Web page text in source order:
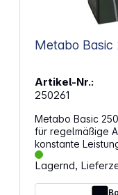
Metabo
Artikel-Nr.:
250261
Metabo Basic
für regelmäßige
konstante
Der Kompressor
Arbeitsdruck
Anwendungen in
Lagernd,